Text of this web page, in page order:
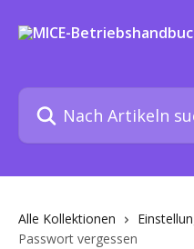
Nach Artikeln suchen …
Alle Kollektionen
Passwort vergessen